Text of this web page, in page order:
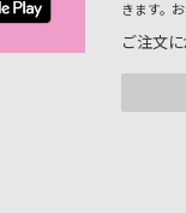
きます。
ご注文